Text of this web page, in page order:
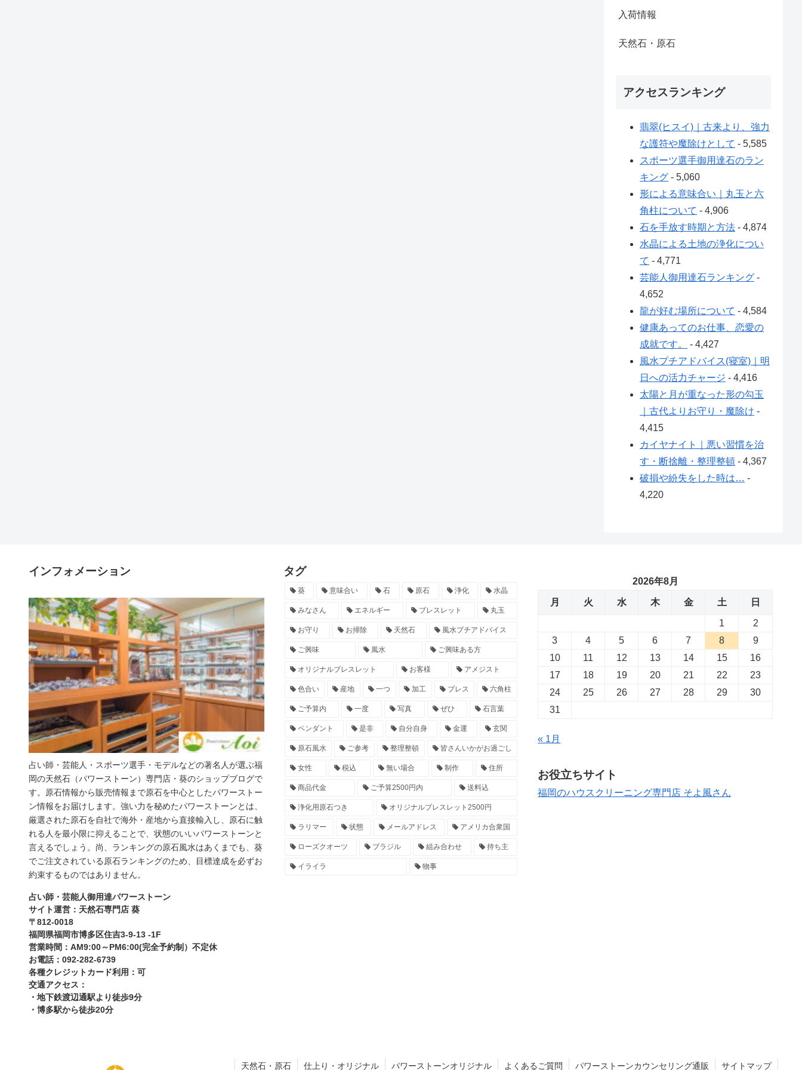
入荷情報
天然石・原石
アクセスランキング
翡翠(ヒスイ)｜古来より、強力
な護符や魔除けとして - 5,585
スポーツ選手御用達石のラン
キング - 5,060
形による意味合い｜丸玉と六
角柱について - 4,906
石を手放す時期と方法 - 4,874
水晶による土地の浄化につい
て - 4,771
芸能人御用達石ランキング -
4,652
龍が好む場所について - 4,584
健康あってのお仕事、恋愛の
成就です。
- 4,427
風水プチアドバイス(寝室)｜明
日への活力チャージ - 4,416
太陽と月が重なった形の勾玉
｜古代よりお守り・魔除け -
4,415
カイヤナイト｜悪い習慣を治
す・断捨離・整理整頓 - 4,367
破損や紛失をした時は… -
4,220
インフォメーション
占い師・芸能人・スポーツ選手・モデルなどの著名人が選ぶ福
岡の天然石（パワーストーン）専門店・葵のショップブログで
す。原石情報から販売情報まで原石を中心としたパワーストー
ン情報をお届けします。強い力を秘めたパワーストーンとは、
厳選された原石を自社で海外・産地から直接輸入し、原石に触
れる人を最小限に抑えることで、状態のいいパワーストーンと
言えるでしょう。尚、ランキングの原石風水はあくまでも、葵
でご注文されている原石ランキングのため、目標達成を必ずお
約束するものではありません。
占い師・芸能人御用達パワーストーン
サイト運営：天然石専門店 葵
〒812-0018
福岡県福岡市博多区住吉3-9-13 -1F
営業時間：AM9:00～PM6:00(完全予約制）不定休
お電話：092-282-6739
各種クレジットカード利用：可
交通アクセス：
・地下鉄渡辺通駅より徒歩9分
・博多駅から徒歩20分
タグ
葵 意味合い 石 原石 浄化 水晶
みなさん エネルギー ブレスレット 丸玉
お守り お掃除 天然石 風水プチアドバイス
ご興味 風水 ご興味ある方
オリジナルブレスレット お客様 アメジスト
色合い 産地 一つ 加工 ブレス 六角柱
ご予算内 一度 写真 ぜひ 石言葉
ペンダント 是非 自分自身 金運 玄関
原石風水 ご参考 整理整頓 皆さんいかがお過ごし
女性 税込 無い場合 制作 住所
商品代金 ご予算2500円内 送料込
浄化用原石つき オリジナルブレスレット2500円
ラリマー 状態 メールアドレス アメリカ合衆国
ローズクオーツ ブラジル 組み合わせ 持ち主
イライラ 物事
2026年8月
月 火 水 木 金 土 日
1
2
3
4 5 6 7 8
9
10
11 12 13 14 15
16
17
18 19 20 21 22
23
24
25 26 27 28 29
30
31
« 1月
お役立ちサイト
福岡のハウスクリーニング専門店 そよ風さん
天然石・原石 仕上り・オリジナル パワーストーンオリジナル よくあるご質問 パワーストーンカウンセリング通販 サイトマップ